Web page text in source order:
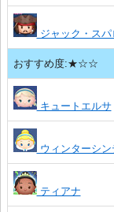
ジャック・スパ
おすすめ度:★☆☆
キュートエルサ
ウィンターシン
ティアナ